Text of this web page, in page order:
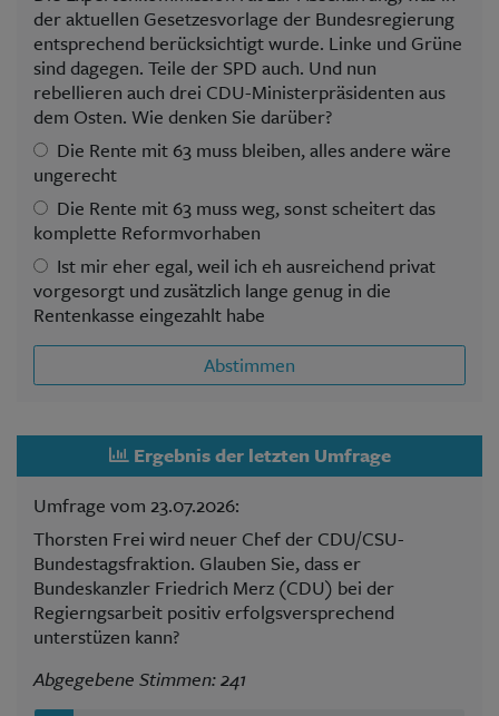
der aktuellen Gesetzesvorlage der Bundesregierung
entsprechend berücksichtigt wurde. Linke und Grüne
sind dagegen. Teile der SPD auch. Und nun
rebellieren auch drei CDU-Ministerpräsidenten aus
dem Osten. Wie denken Sie darüber?
Die Rente mit 63 muss bleiben, alles andere wäre
ungerecht
Die Rente mit 63 muss weg, sonst scheitert das
komplette Reformvorhaben
Ist mir eher egal, weil ich eh ausreichend privat
vorgesorgt und zusätzlich lange genug in die
Rentenkasse eingezahlt habe
Abstimmen
Ergebnis der letzten Umfrage
Umfrage vom 23.07.2026:
Thorsten Frei wird neuer Chef der CDU/CSU-
Bundestagsfraktion. Glauben Sie, dass er
Bundeskanzler Friedrich Merz (CDU) bei der
Regierngsarbeit positiv erfolgsversprechend
unterstüzen kann?
Abgegebene Stimmen: 241